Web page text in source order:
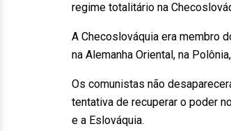
regime totalitário na
A Checoslováquia era membro
na Alemanha Oriental, na
Os comunistas não
tentativa de recuperar o poder
e a Eslováquia.